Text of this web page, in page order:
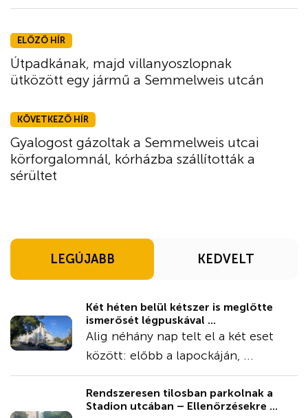
ELŐZŐ HÍR
Útpadkának, majd villanyoszlopnak
ütközött egy jármű a Semmelweis utcán
KÖVETKEZŐ HÍR
Gyalogost gázoltak a Semmelweis utcai
körforgalomnál, kórházba szállították a
sérültet
LEGÚJABB KEDVELT
Két héten belül kétszer is meglőtte
ismerősét légpuskával ...
Alig néhány nap telt el a két eset
között: előbb a lapockáján, ...
Rendszeresen tilosban parkolnak a
Stadion utcában – Ellenőrzésekre ...